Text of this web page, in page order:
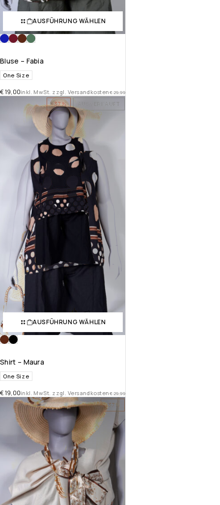
AUSFÜHRUNG WÄHLEN
Bluse – Fabia
One Size
€29,99
€19,00inkl. MwSt. zzgl. Versandkosten
-37%
AUSVERKAUFT
AUSFÜHRUNG WÄHLEN
Shirt – Maura
One Size
€29,99
€19,00inkl. MwSt. zzgl. Versandkosten
-37%